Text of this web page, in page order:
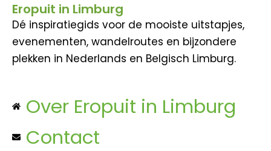
Eropuit in Limburg
Dé inspiratiegids voor de mooiste uitstapjes,
evenementen, wandelroutes en bijzondere
plekken in Nederlands en Belgisch Limburg.
Over Eropuit in Limburg
Contact